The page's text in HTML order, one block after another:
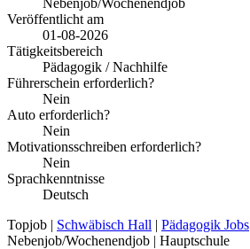
Veröffentlicht am
01-08-2026
Tätigkeitsbereich
Pädagogik / Nachhilfe
Führerschein erforderlich?
Nein
Auto erforderlich?
Nein
Motivationsschreiben erforderlich?
Nein
Sprachkenntnisse
Deutsch
Topjob | Schwäbisch Hall | Pädagogik Jobs
Nebenjob/Wochenendjob | Hauptschule